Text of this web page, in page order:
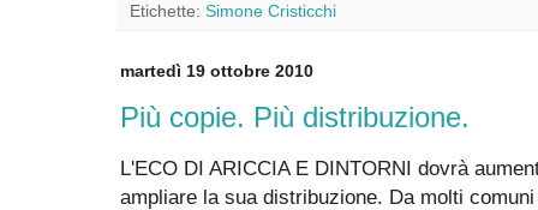
Etichette: Simone Cristicchi
martedì 19 ottobre 2010
Più copie. Più distribuzione.
L'ECO DI ARICCIA E DINTORNI dovrà
ampliare la sua distribuzione. Da molti